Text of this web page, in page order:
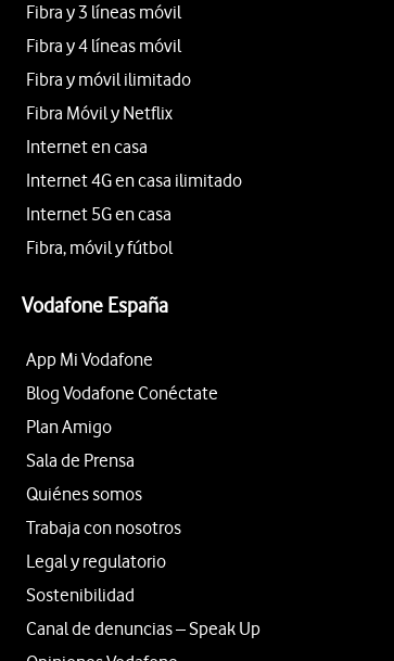
Fibra y 3 líneas móvil
Fibra y 4 líneas móvil
Fibra y móvil ilimitado
Fibra Móvil y Netflix
Internet en casa
Internet 4G en casa ilimitado
Internet 5G en casa
Fibra, móvil y fútbol
Vodafone España
App Mi Vodafone
Blog Vodafone Conéctate
Plan Amigo
Sala de Prensa
Quiénes somos
Trabaja con nosotros
Legal y regulatorio
Sostenibilidad
Canal de denuncias – Speak Up